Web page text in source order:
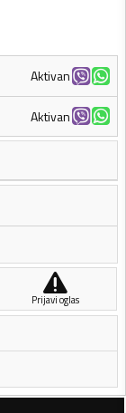
Aktivan
Aktivan
Prijavi oglas